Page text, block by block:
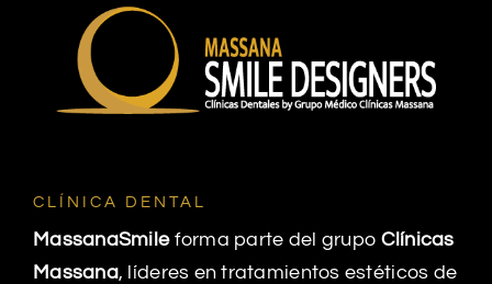
CLÍNICA DENTAL
MassanaSmileforma parte del grupoClínicas
Massana, líderes en tratamientos estéticos de